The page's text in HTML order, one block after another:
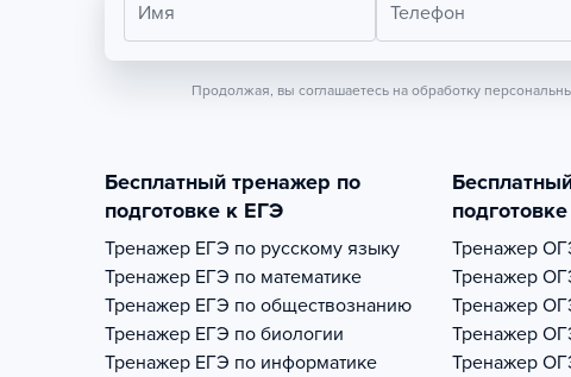
Имя Телефон
Продолжая, вы соглашаетесь на обработку
Бесплатный тренажер по
подготовке к ЕГЭ
Тренажер ЕГЭ по русскому языку
Тренажер ЕГЭ по математике
Тренажер ЕГЭ по обществознанию
Тренажер ЕГЭ по биологии
Тренажер ЕГЭ по информатике
Тренажер
Тренажер
Тренажер
Тренажер
Тренажер